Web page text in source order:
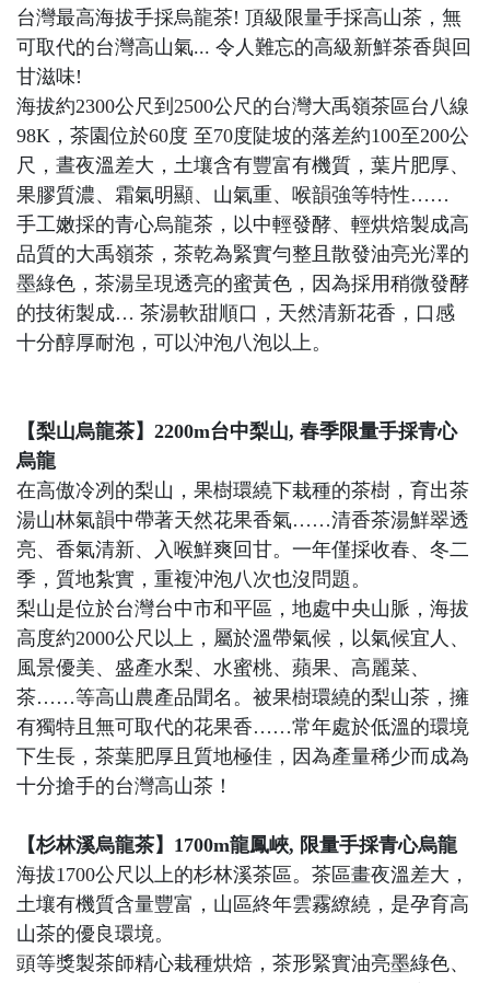
台灣最高海拔手採烏龍茶! 頂級限量手採高山茶，無
可取代的台灣高山氣... 令人難忘的高級新鮮茶香與回
甘滋味!
海拔約2300公尺到2500公尺的台灣大禹嶺茶區台八線
98K，茶園位於60度 至70度陡坡的落差約100至200公
尺，晝夜溫差大，土壤含有豐富有機質，葉片肥厚、
果膠質濃、霜氣明顯、山氣重、喉韻強等特性……
手工嫩採的青心烏龍茶，以中輕發酵、輕烘焙製成高
品質的大禹嶺茶，茶乾為緊實勻整且散發油亮光澤的
墨綠色，茶湯呈現透亮的蜜黃色，因為採用稍微發酵
的技術製成… 茶湯軟甜順口，天然清新花香，口感
十分醇厚耐泡，可以沖泡八泡以上。
【梨山烏龍茶】2200m台中梨山, 春季限量手採青心
烏龍
在高傲冷冽的梨山，果樹環繞下栽種的茶樹，育出茶
湯山林氣韻中帶著天然花果香氣……清香茶湯鮮翠透
亮、香氣清新、入喉鮮爽回甘。一年僅採收春、冬二
季，質地紮實，重複沖泡八次也沒問題。
梨山是位於台灣台中市和平區，地處中央山脈，海拔
高度約2000公尺以上，屬於溫帶氣候，以氣候宜人、
風景優美、盛產水梨、水蜜桃、蘋果、高麗菜、
茶……等高山農產品聞名。被果樹環繞的梨山茶，擁
有獨特且無可取代的花果香……常年處於低溫的環境
下生長，茶葉肥厚且質地極佳，因為產量稀少而成為
十分搶手的台灣高山茶！
【杉林溪烏龍茶】 1700m龍鳳峽, 限量手採青心烏龍
海拔1700公尺以上的杉林溪茶區。茶區畫夜溫差大，
土壤有機質含量豐富，山區終年雲霧繚繞，是孕育高
山茶的優良環境。
頭等獎製茶師精心栽種烘焙，茶形緊實油亮墨綠色、